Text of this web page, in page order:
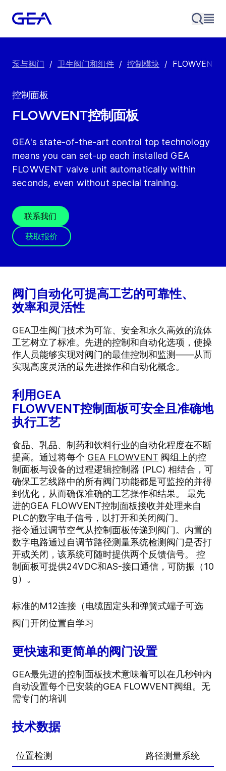
泵与阀门 / 卫生阀门和组件 / 控制模块 / FLOWVENT
控制面板
FLOWVENT控制面板
GEA's state-of-the-art control top technology
means you can set-up each installed GEA
FLOWVENT valve unit automatically within
seconds, even without special training.
联系我们
获取报价
阀门自动化可提高工艺的可靠性、
效率和灵活性
GEA卫生阀门技术为可靠、安全和永久高效的流体
工艺树立了标准。先进的控制和自动化选项，使操
作人员能够实现对阀门的最佳控制和监测——从而
实现高度灵活的最先进操作和自动化概念。
利用GEA
FLOWVENT控制面板可安全且准确地
执行工艺
食品、乳品、制药和饮料行业的自动化程度在不断
提高。通过将每个 GEA FLOWVENT 阀组上的控
制面板与设备的过程逻辑控制器 (PLC) 相结合，可
确保工艺线路中的所有阀门功能都是可监控的并得
到优化，从而确保准确的工艺操作和结果。 最先
进的GEA FLOWVENT控制面板接收并处理来自
PLC的数字电子信号，以打开和关闭阀门。
指令通过调节空气从控制面板传递到阀门。内置的
数字电路通过自调节路径测量系统检测阀门是否打
开或关闭，该系统可随时提供两个反馈信号。 控
制面板可提供24VDC和AS-接口通信，可防振（10
g）。
标准的M12连接（电缆固定头和弹簧式端子可选
阀门开闭位置自学习
更快速和更简单的阀门设置
GEA最先进的控制面板技术意味着可以在几秒钟内
自动设置每个已安装的GEA FLOWVENT阀组。无
需专门的培训
技术数据
位置检测
路径测量系统